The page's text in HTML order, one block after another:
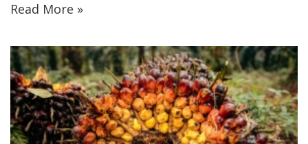
Read More »